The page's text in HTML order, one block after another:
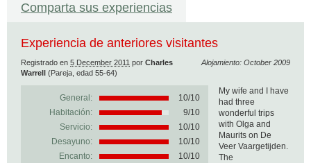
Comparta sus experiencias
Experiencia de anteriores visitantes
Alojamiento: October 2009
Registrado en 5 December 2011 por Charles
Warrell (Pareja, edad 55-64)
General: 10/10
Habitación:
9/10
Servicio:
10/10
Desayuno:
10/10
Encanto:
10/10
My wife and I have
had three
wonderful trips
with Olga and
Maurits on De
Veer Vaargetijden.
The